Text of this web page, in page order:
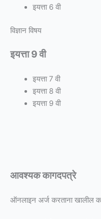
इयत्ता 6 वी
विज्ञान विषय
इयत्ता 9 वी
इयत्ता 7 वी
इयत्ता 8 वी
इयत्ता 9 वी
आवश्यक कागदपत्रे
ऑनलाइन अर्ज करताना